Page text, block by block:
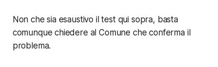
Non che sia esaustivo il test qui sopra, basta
comunque chiedere al Comune che conferma il
problema.